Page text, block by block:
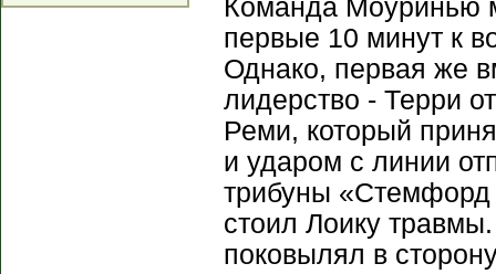
Команда Моуринью
первые 10 минут к
Однако, первая же
лидерство - Терри
Реми, который
и ударом с линии
трибуны
стоил Лоику
поковылял в